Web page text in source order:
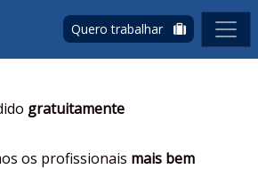
Quero trabalhar
gratuitamente
os profissionais mais bem